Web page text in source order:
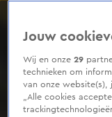
0
seconds
Jouw
Wij en onze29
technieken om
van onze
„Alle cookies